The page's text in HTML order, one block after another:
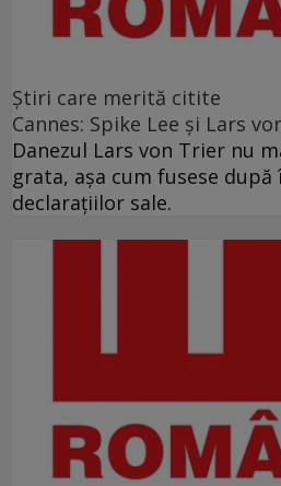
Ştiri care merită citite
Cannes: Spike Lee şi Lars
Danezul Lars von Trier nu
grata, aşa cum fusese după
declaraţiilor sale.